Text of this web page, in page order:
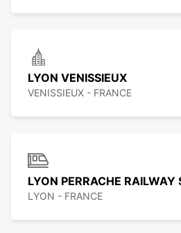
LYON VENISSIEUX
VENISSIEUX - FRANCE
LYON PERRACHE RAILWAY
LYON - FRANCE